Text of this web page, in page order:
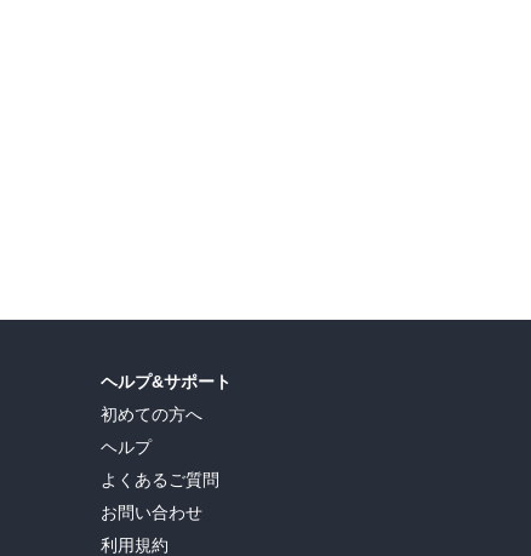
ヘルプ&サポート
初めての方へ
ヘルプ
よくあるご質問
お問い合わせ
利用規約